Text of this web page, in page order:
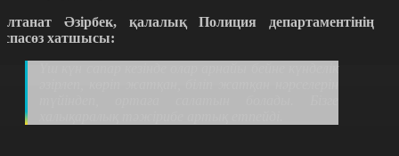
Әзірбек, қалалық Полиция департаментінің
хатшысы: